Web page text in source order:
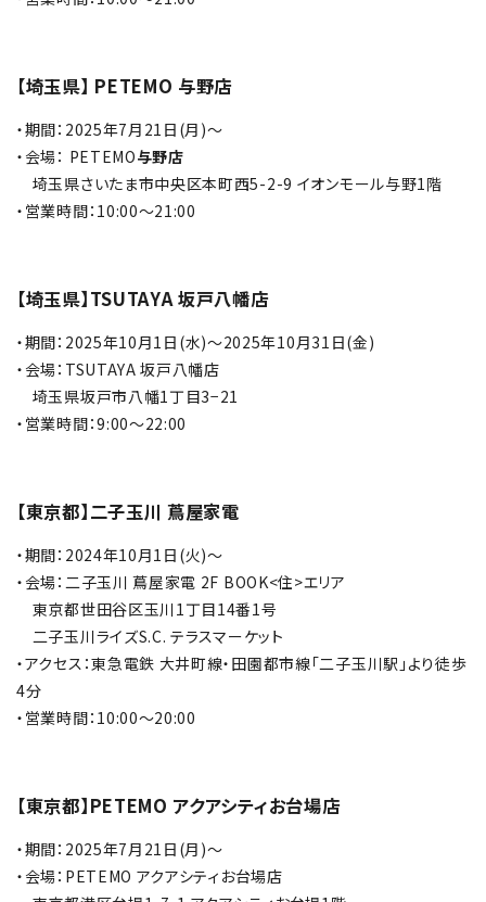
【埼玉県】 PETEMO 与野店
・期間：2025年7月21日(月)～
・会場： PETEMO与野店
埼玉県さいたま市中央区本町西5-2-9 イオンモール与野1階
・営業時間：10:00～21:00
【埼玉県】TSUTAYA 坂戸八幡店
・期間：2025年10月1日(水)～2025年10月31日(金)
・会場：TSUTAYA 坂戸八幡店
埼玉県坂戸市八幡1丁目3−21
・営業時間：9:00～22:00
【東京都】二子玉川 蔦屋家電
・期間：2024年10月1日(火)～
・会場：二子玉川 蔦屋家電 2F BOOK<住>エリア
東京都世田谷区玉川1丁目14番1号
二子玉川ライズS.C. テラスマーケット
・アクセス：東急電鉄 大井町線・田園都市線「二子玉川駅」より徒歩
4分
・営業時間：10:00～20:00
【東京都】PETEMO アクアシティお台場店
・期間：2025年7月21日(月)～
・会場：PETEMO アクアシティお台場店